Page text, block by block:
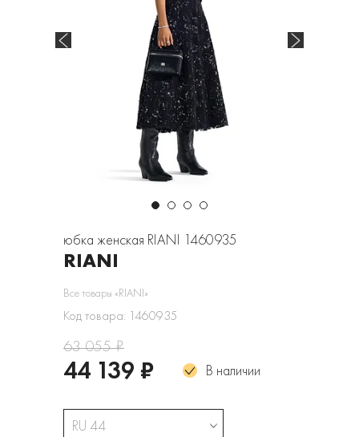
юбка женская RIANI 1460935
RIANI
Все товары «RIANI»
Код товара: 1460935
63 055 ₽
44 139 ₽ В наличии
RU 44